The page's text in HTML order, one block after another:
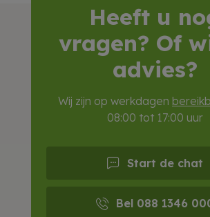
Heeft u
vragen? Of
advies?
Wij zijn op werkdagen
08:00 tot 17:00 uur
Start de chat
Bel 088 1346